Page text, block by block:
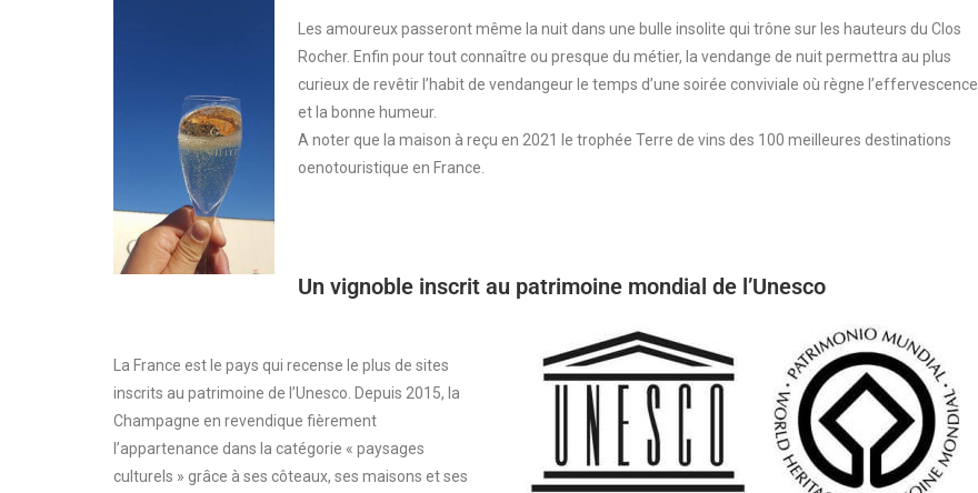
Les amoureux passeront même la nuit dans une bulle insolite qui trône sur les hauteurs du Clos
Rocher. Enfin pour tout connaître ou presque du métier, la vendange de nuit permettra au plus
curieux de revêtir l’habit de vendangeur le temps d’une soirée conviviale où règne l’effervescence
et la bonne humeur.
A noter que la maison à reçu en 2021 le trophée Terre de vins des 100 meilleures destinations
oenotouristique en France.
Un vignoble inscrit au patrimoine mondial de l’Unesco
La France est le pays qui recense le plus de sites
inscrits au patrimoine de l’Unesco. Depuis 2015, la
Champagne en revendique fièrement
l’appartenance dans la catégorie « paysages
culturels » grâce à ses côteaux, ses maisons et ses